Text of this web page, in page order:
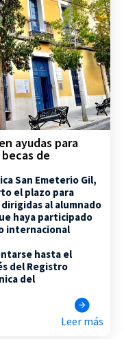
ayudas para
de
San Emeterio Gil,
el plazo para
al alumnado
haya participado
internacional
hasta el
del Registro
del
Leer más